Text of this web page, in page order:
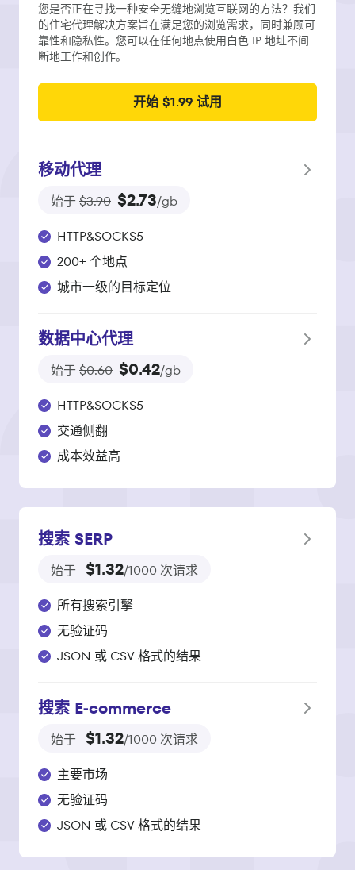
您是否正在寻找一种安全无缝地浏览互联网的方法？我们
的住宅代理解决方案旨在满足您的浏览需求，同时兼顾可
靠性和隐私性。您可以在任何地点使用白色 IP 地址不间
断地工作和创作。
开始 $1.99 试用
移动代理
始于$3.90 $2.73/gb
HTTP&SOCKS5
200+ 个地点
城市一级的目标定位
数据中心代理
始于$0.60 $0.42/gb
HTTP&SOCKS5
交通侧翻
成本效益高
搜索 SERP
始于 $1.32/1000 次请求
所有搜索引擎
无验证码
JSON 或 CSV 格式的结果
搜索 E‑commerce
始于 $1.32/1000 次请求
主要市场
无验证码
JSON 或 CSV 格式的结果